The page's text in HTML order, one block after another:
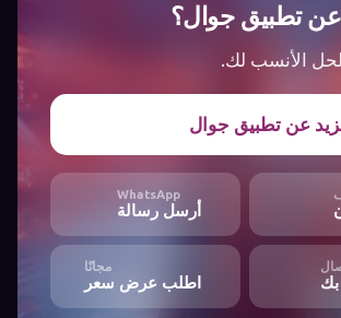
تطبيق جوال؟
الأنسب لك.
عن تطبيق جوال
WhatsApp
أرسل رسالة
مجانًا
اطلب عرض سعر